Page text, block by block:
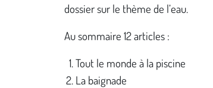
dossier sur le thème de l’eau.
Au sommaire 12 articles :
Tout le monde à la piscine
La baignade